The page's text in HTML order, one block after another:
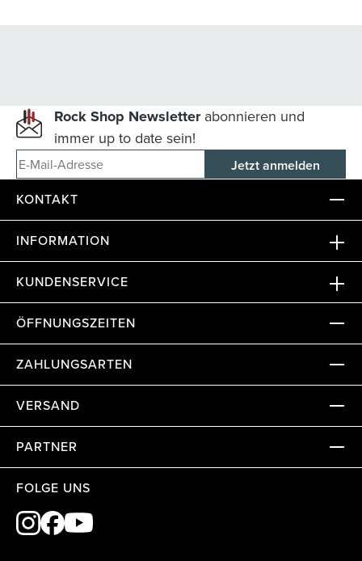
Rock Shop Newsletterabonnieren und
immer up to date sein!
E-Mail-Adresse
KONTAKT
INFORMATION
KUNDENSERVICE
ÖFFNUNGSZEITEN
ZAHLUNGSARTEN
VERSAND
PARTNER
FOLGE UNS